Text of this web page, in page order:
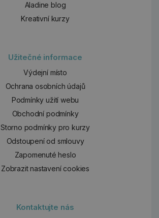
Aladine blog
Kreativní kurzy
Užitečné informace
Výdejní místo
Ochrana osobních údajů
Podmínky užití webu
Obchodní podmínky
Storno podmínky pro kurzy
Odstoupení od smlouvy
Zapomenuté heslo
Zobrazit nastavení cookies
Kontaktujte nás